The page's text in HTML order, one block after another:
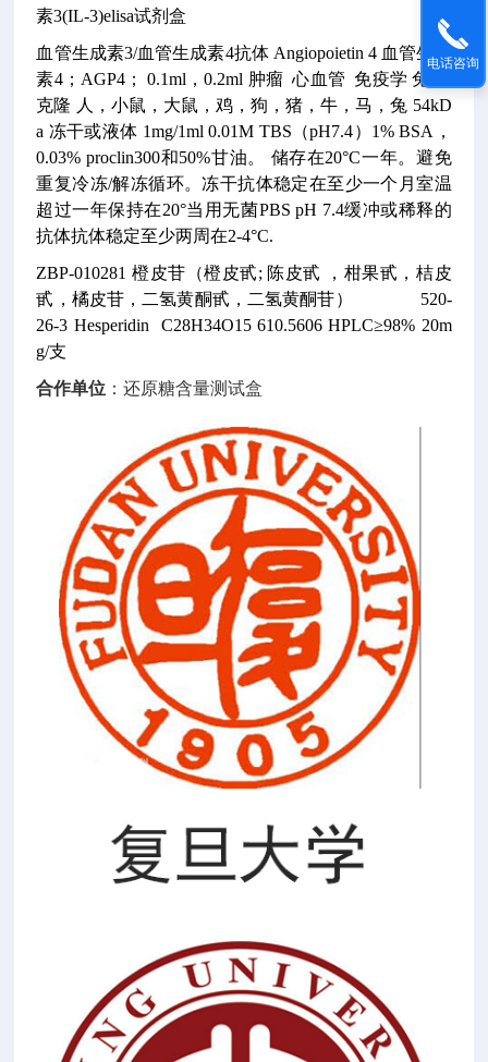
素3(IL-3)elisa试剂盒
血管生成素3/血管生成素4抗体 Angiopoietin 4 血管生成
素4；AGP4；
0.1ml，0.2ml 肿瘤 心血管 免疫学 兔
克隆 人，小鼠，大鼠，鸡，狗，猪，牛，马，兔 54kD
a 冻干或液体 1mg/1ml 0.01M TBS（pH7.4）1% BSA，
0.03% proclin300和50%甘油。
储存在20°C一年。避免
重复冷冻/解冻循环。冻干抗体稳定在至少一个月室温
超过一年保持在20°当用无菌PBS pH 7.4缓冲或稀释的
抗体抗体稳定至少两周在2-4°C.
ZBP-010281 橙皮苷（橙皮甙; 陈皮甙 ，柑果甙，桔皮
甙，橘皮苷，二氢黄酮甙，二氢黄酮苷）
520-
26-3 Hesperidin C28H34O15 610.5606 HPLC≥98% 20m
g/支
合作单位 ：还原糖含量测试盒
电话咨询